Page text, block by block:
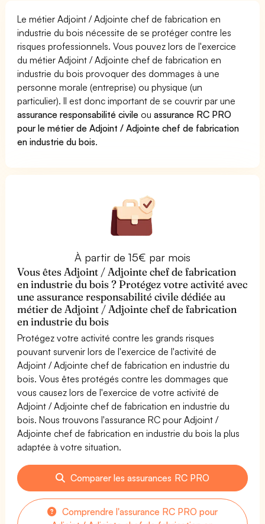
Le métier Adjoint / Adjointe chef de fabrication en
industrie du bois nécessite de se protéger contre les
risques professionnels. Vous pouvez lors de l'exercice
du métier Adjoint / Adjointe chef de fabrication en
industrie du bois provoquer des dommages à une
personne morale (entreprise) ou physique (un
particulier). Il est donc important de se couvrir par une
assurance responsabilité civile ouassurance RC PRO
pour le métier de Adjoint / Adjointe chef de fabrication
en industrie du bois.
À partir de 15€ par mois
Vous êtes Adjoint / Adjointe chef de fabrication
en industrie du bois ? Protégez votre activité avec
une assurance responsabilité civile dédiée au
métier de Adjoint / Adjointe chef de fabrication
en industrie du bois
Protégez votre activité contre les grands risques
pouvant survenir lors de l'exercice de l'activité de
Adjoint / Adjointe chef de fabrication en industrie du
bois. Vous êtes protégés contre les dommages que
vous causez lors de l'exercice de votre activité de
Adjoint / Adjointe chef de fabrication en industrie du
bois. Nous trouvons l'assurance RC pour Adjoint /
Adjointe chef de fabrication en industrie du bois la plus
adaptée à votre situation.
Comparer les assurances RC PRO
Comprendre l'assurance RC PRO pour